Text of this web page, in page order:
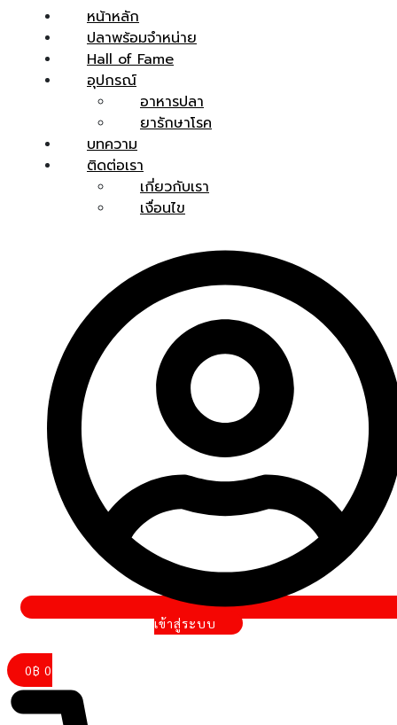
หน้าหลัก
ปลาพร้อมจำหน่าย
Hall of Fame
อุปกรณ์
อาหารปลา
ยารักษาโรค
บทความ
ติดต่อเรา
เกี่ยวกับเรา
เงื่อนไข
เข้าสู่ระบบ
0฿ 0